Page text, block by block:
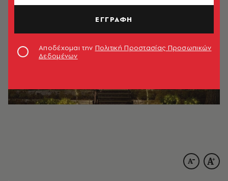
ΕΓΓΡΑΦΗ
Αποδέχομαι την Πολιτική Προστασίας Προσωπικών
Δεδομένων